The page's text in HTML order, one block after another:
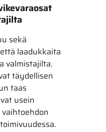
sekä
laadukkaita
valmistajilta.
täydellisen
taas
usein